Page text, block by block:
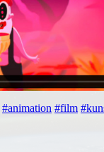
#animation #film